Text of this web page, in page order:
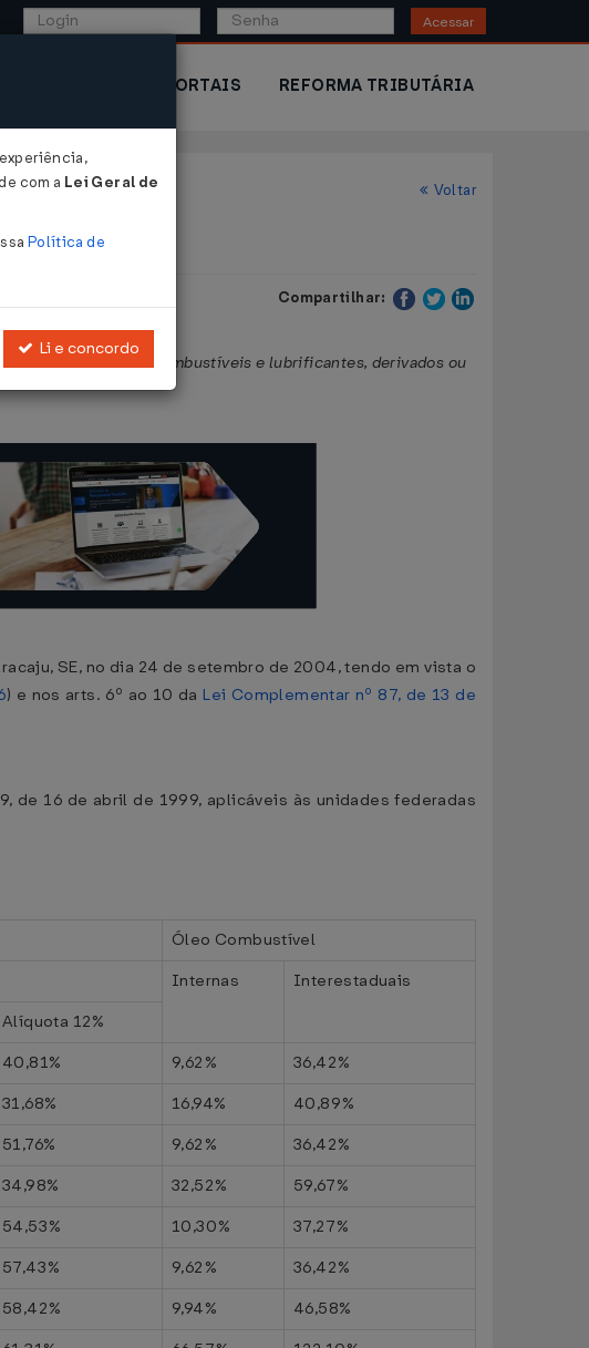
Acessar
EXTERIOR PORTAIS REFORMA TRIBUTÁRIA
Voltar
Compartilhar:
as operações com combustíveis e lubrificantes, derivados ou
SE, no dia 24 de setembro de 2004, tendo em vista o
) e nos arts. 6º ao 10 da Lei Complementar nº 87, de 13 de
16 de abril de 1999, aplicáveis às unidades federadas
Óleo Combustível
Internas
Interestaduais
Alíquota 12%
40,81% 9,62%
36,42%
31,68% 16,94%
40,89%
51,76% 9,62%
36,42%
34,98% 32,52%
59,67%
54,53% 10,30%
37,27%
57,43% 9,62%
36,42%
58,42% 9,94%
46,58%
com a Lei Geral de
Política de
Li e concordo